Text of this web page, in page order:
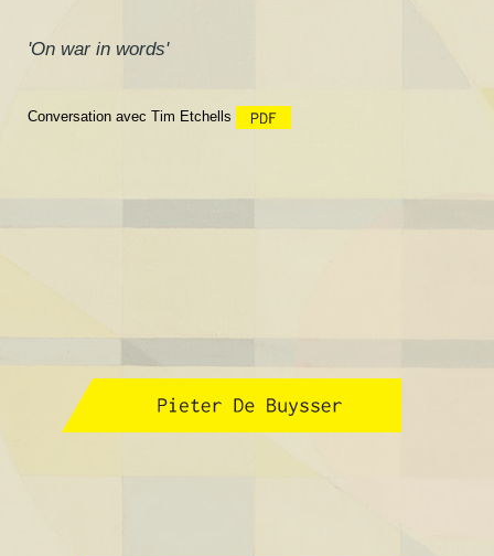
'On war in words'
Conversation avec Tim Etchells